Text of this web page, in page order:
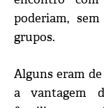
poderiam,
grupos.
Alguns eram
a vantagem